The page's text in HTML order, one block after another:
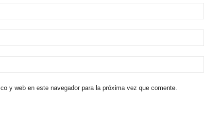
y web en este navegador para la próxima vez que comente.